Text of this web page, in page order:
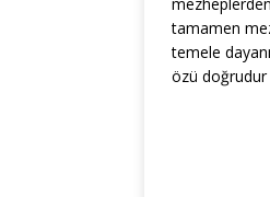
tamamen
temele
özü doğrudur